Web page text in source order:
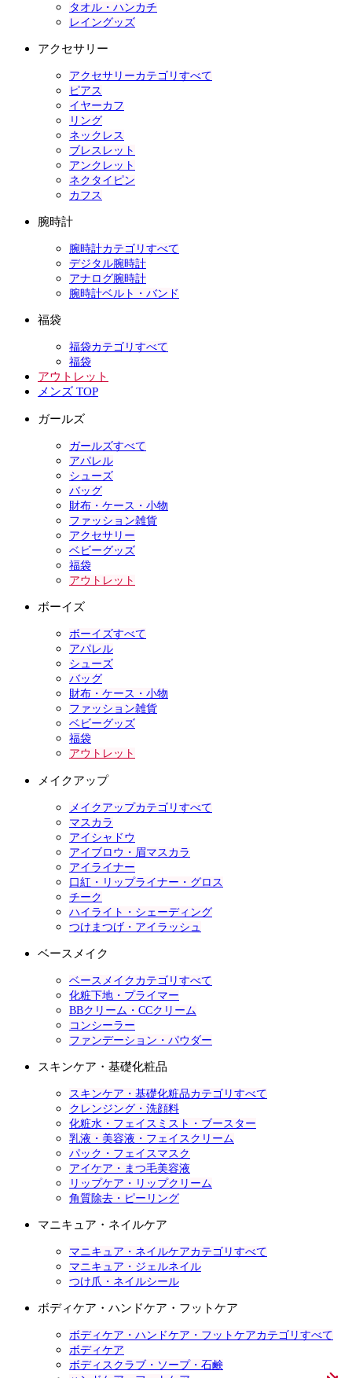
タオル・ハンカチ
レイングッズ
アクセサリー
アクセサリーカテゴリすべて
ピアス
イヤーカフ
リング
ネックレス
ブレスレット
アンクレット
ネクタイピン
カフス
腕時計
腕時計カテゴリすべて
デジタル腕時計
アナログ腕時計
腕時計ベルト・バンド
福袋
福袋カテゴリすべて
福袋
アウトレット
メンズ TOP
ガールズ
ガールズすべて
アパレル
シューズ
バッグ
財布・ケース・小物
ファッション雑貨
アクセサリー
ベビーグッズ
福袋
アウトレット
ボーイズ
ボーイズすべて
アパレル
シューズ
バッグ
財布・ケース・小物
ファッション雑貨
ベビーグッズ
福袋
アウトレット
メイクアップ
メイクアップカテゴリすべて
マスカラ
アイシャドウ
アイブロウ・眉マスカラ
アイライナー
口紅・リップライナー・グロス
チーク
ハイライト・シェーディング
つけまつげ・アイラッシュ
ベースメイク
ベースメイクカテゴリすべて
化粧下地・プライマー
BBクリーム・CCクリーム
コンシーラー
ファンデーション・パウダー
スキンケア・基礎化粧品
スキンケア・基礎化粧品カテゴリすべて
クレンジング・洗顔料
化粧水・フェイスミスト・ブースター
乳液・美容液・フェイスクリーム
パック・フェイスマスク
アイケア・まつ毛美容液
リップケア・リップクリーム
角質除去・ピーリング
マニキュア・ネイルケア
マニキュア・ネイルケアカテゴリすべて
マニキュア・ジェルネイル
つけ爪・ネイルシール
ボディケア・ハンドケア・フットケア
ボディケア・ハンドケア・フットケアカテゴリすべて
ボディケア
ボディスクラブ・ソープ・石鹸